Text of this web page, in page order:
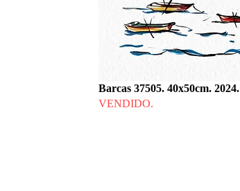
Barcas 37505. 40x50cm. 2024.
VENDIDO.